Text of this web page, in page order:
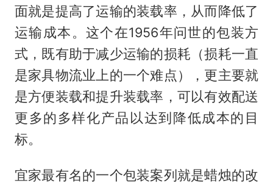
面就是提高了运输的装载率，从而降低了
运输成本。这个在1956年问世的包装方
式，既有助于减少运输的损耗（损耗一直
是家具物流业上的一个难点），更主要就
是方便装载和提升装载率，可以有效配送
更多的多样化产品以达到降低成本的目
标。
宜家最有名的一个包装案列就是蜡烛的改